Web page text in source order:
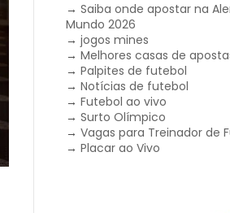
→Saiba onde apostar na
Mundo 2026
→jogos mines
→Melhores casas de
→Palpites de futebol
→Notícias de futebol
→Futebol ao vivo
→Surto Olímpico
→Vagas para Treinador de
→Placar ao Vivo